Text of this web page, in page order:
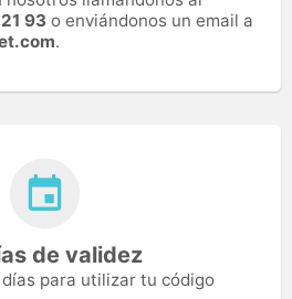
93 o enviándonos un email a
.
de validez
para utilizar tu código